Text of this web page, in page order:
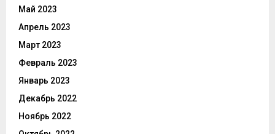
Май 2023
Апрель 2023
Март 2023
Февраль 2023
Январь 2023
Декабрь 2022
Ноябрь 2022